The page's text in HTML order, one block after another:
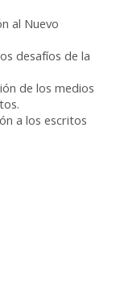
al Nuevo
desafíos de la
de los medios
a los escritos